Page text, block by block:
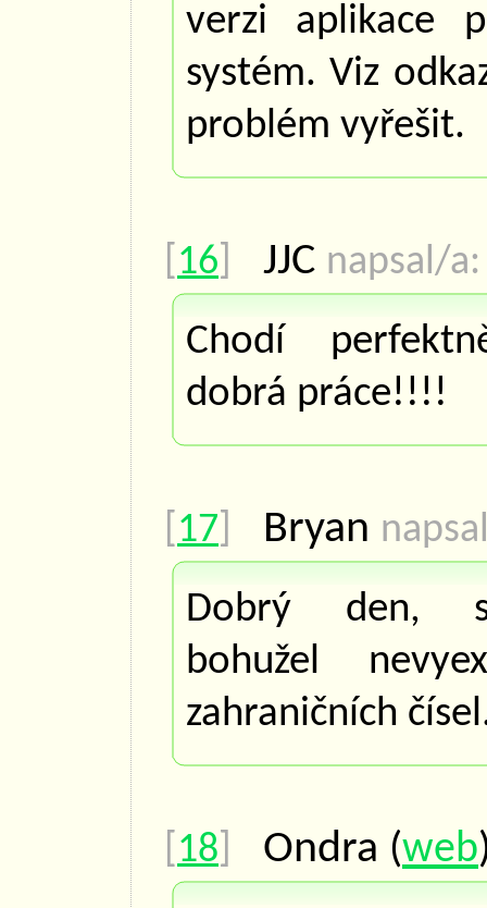
verzi aplikace
systém. Viz
problém vyřešit.
16 JJC napsal/a:
Chodí
dobrá práce!!!!
17 Bryan
Dobrý den,
bohužel
zahraničních
18 Ondra (web